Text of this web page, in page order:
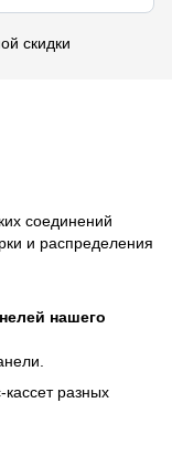
скидки
соединений
и распределения
нашего
разных